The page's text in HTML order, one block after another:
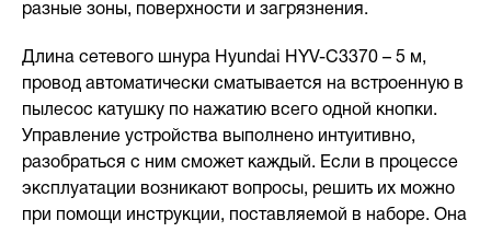
разные зоны, поверхности и загрязнения.
Длина сетевого шнура Hyundai HYV-C3370 – 5 м,
провод автоматически сматывается на встроенную в
пылесос катушку по нажатию всего одной кнопки.
Управление устройства выполнено интуитивно,
разобраться с ним сможет каждый. Если в процессе
эксплуатации возникают вопросы, решить их можно
при помощи инструкции, поставляемой в наборе. Она